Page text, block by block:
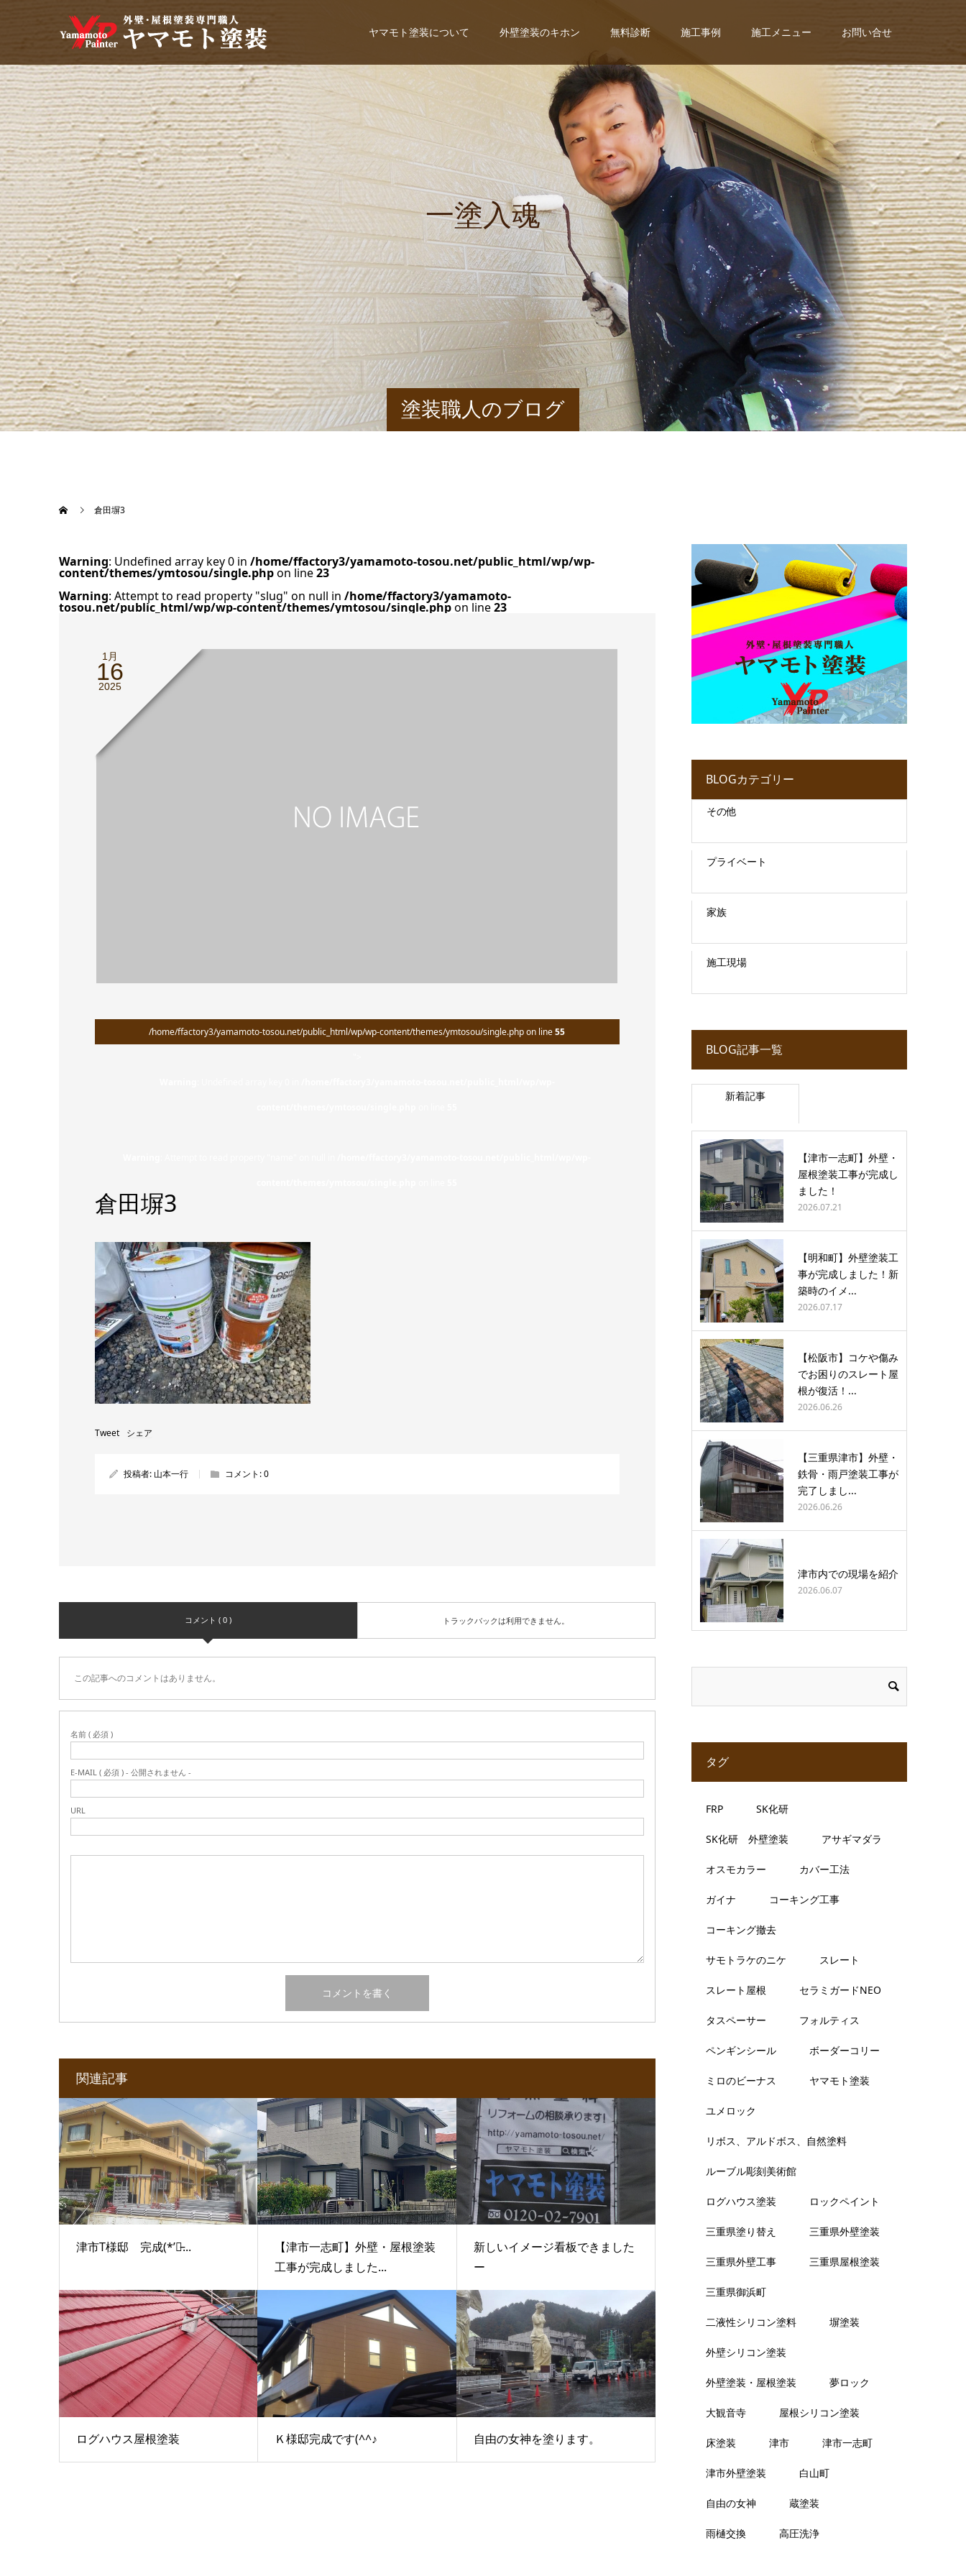
ヤマモト塗装について 外壁塗装のキホン 無料診断 施工事例 施工メニュー お問い合せ
塗装職人のブログ
一塗入魂
倉田塀3
Warning: Undefined array key 0 in /home/ffactory3/yamamoto-tosou.net/public_html/wp/wp-
content/themes/ymtosou/single.phpon line23
Warning: Attempt to read property "slug" on null in /home/ffactory3/yamamoto-
tosou.net/public_html/wp/wp-content/themes/ymtosou/single.phpon line23
1月
16
2025
/home/ffactory3/yamamoto-tosou.net/public_html/wp/wp-content/themes/ymtosou/single.php on line55
倉田塀3
Tweet シェア
投稿者: 山本一行 コメント:0
コメント ( 0 ) トラックバックは利用できません。
この記事へのコメントはありません。
名前 ( 必須 )
E-MAIL ( 必須 ) - 公開されません -
URL
関連記事
津市T様邸 完成(*’▽̵...
【津市一志町】外壁・屋根塗装
工事が完成しました...
新しいイメージ看板できました
ー
ログハウス屋根塗装 Ｋ様邸完成です(^^♪ 自由の女神を塗ります。
BLOGカテゴリー
その他
プライベート
家族
施工現場
BLOG記事一覧
新着記事
【津市一志町】外壁・
屋根塗装工事が完成し
ました！
2026.07.21
【明和町】外壁塗装工
事が完成しました！新
築時のイメ...
2026.07.17
【松阪市】コケや傷み
でお困りのスレート屋
根が復活！...
2026.06.26
【三重県津市】外壁・
鉄骨・雨戸塗装工事が
完了しまし...
2026.06.26
津市内での現場を紹介
2026.06.07
タグ
FRP SK化研
SK化研 外壁塗装 アサギマダラ
オスモカラー カバー工法
ガイナ コーキング工事
コーキング撤去
サモトラケのニケ スレート
スレート屋根 セラミガードNEO
タスペーサー フォルティス
ペンギンシール ボーダーコリー
ミロのビーナス ヤマモト塗装
ユメロック
リボス、アルドボス、自然塗料
ルーブル彫刻美術館
ログハウス塗装 ロックペイント
三重県塗り替え 三重県外壁塗装
三重県外壁工事 三重県屋根塗装
三重県御浜町
二液性シリコン塗料 塀塗装
外壁シリコン塗装
外壁塗装・屋根塗装 夢ロック
大観音寺 屋根シリコン塗装
床塗装 津市 津市一志町
津市外壁塗装 白山町
自由の女神 蔵塗装
雨樋交換 高圧洗浄